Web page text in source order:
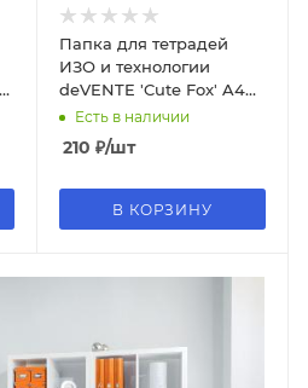
Папка для тетрадей
ИЗО и технологии
deVENTE 'Cute Fox' A4
пластиковая, 8054344
Есть в наличии
210 ₽/шт
В КОРЗИНУ